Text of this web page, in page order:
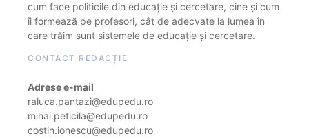
cum face politicile din educație și cercetare, cine și cum
îi formează pe profesori, cât de adecvate la lumea în
care trăim sunt sistemele de educație și cercetare.
CONTACT REDACȚIE
Adrese e-mail
raluca.pantazi@edupedu.ro
mihai.peticila@edupedu.ro
costin.ionescu@edupedu.ro